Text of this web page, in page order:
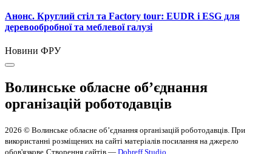
Анонс. Круглий стіл та Factory tour: EUDR і ESG для
деревообробної та меблевої галузі
Новини ФРУ
Волинське обласне об’єднання
організацій роботодавців
2026 © Волинське обласне об’єднання організацій роботодавців. При
використанні розміщених на сайті матеріалів посилання на джерело
обов'язкове Створення сайтів — Dobreff Studio